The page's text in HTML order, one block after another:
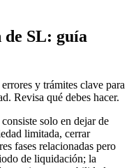
SL: guía
y trámites clave para
Revisa qué debes hacer.
solo en dejar de
limitada, cerrar
fases relacionadas pero
de liquidación; la